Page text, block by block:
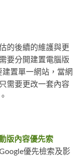
的後續的維護與更
要分開建置電腦版
置單一網站，當網
需要更改一套內容
動版內容優先索
優先檢索及影